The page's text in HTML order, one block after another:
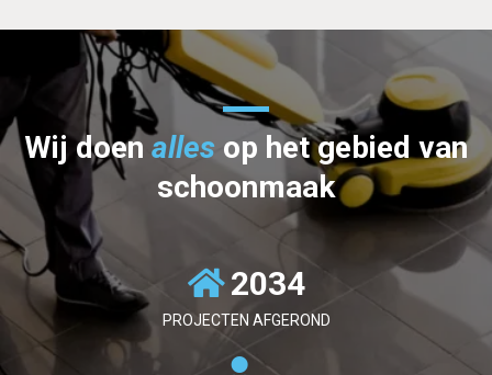
Wij doenalles op het gebied van
schoonmaak
2034
PROJECTEN AFGEROND